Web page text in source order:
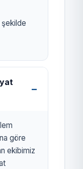
şekilde
göre
ekibimiz